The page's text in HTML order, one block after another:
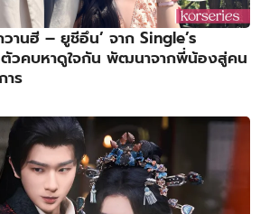
วานฮี – ยูชีอึน’ จาก Single’s
วคบหาดูใจกัน พัฒนาจากพี่น้องสู่คน
าร